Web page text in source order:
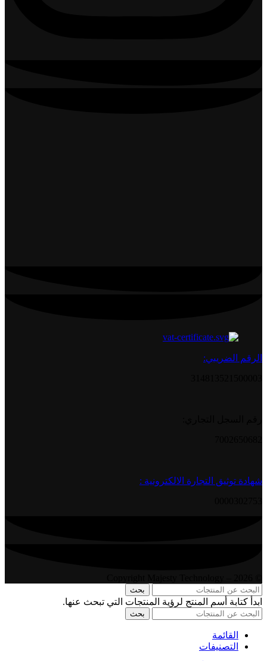
الرقم الضريبي:
شهادة توثيق التجارة الالكترونية :
بحث
ابدأ كتابة أسم المنتج لرؤية المنتجات التي تبحث عنها.
بحث
القائمة
التصنيفات